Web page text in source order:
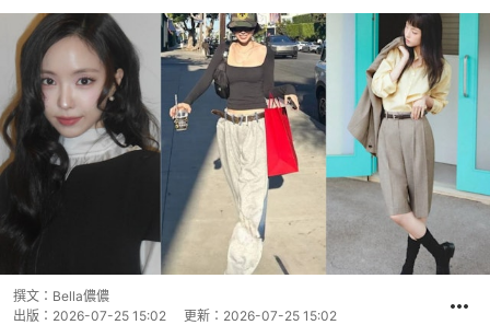
撰文： Bella儂儂
出版： 2026-07-25 15:02 更新： 2026-07-25 15:02